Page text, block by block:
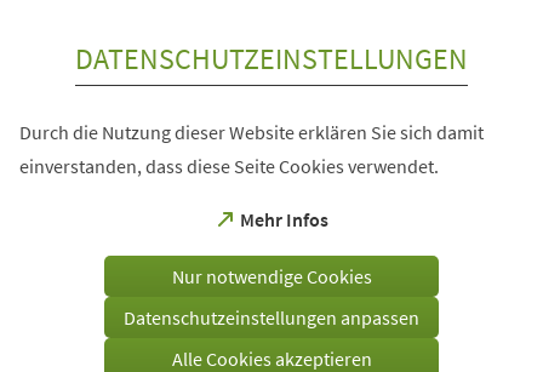
DATENSCHUTZEINSTELLUNGEN
Durch die Nutzung dieser Website erklären Sie sich damit
einverstanden, dass diese Seite Cookies verwendet.
Mehr Infos
(Öffnet
einem
Tab)
Nur notwendige Cookies
Datenschutzeinstellungen anpassen
Alle Cookies akzeptieren